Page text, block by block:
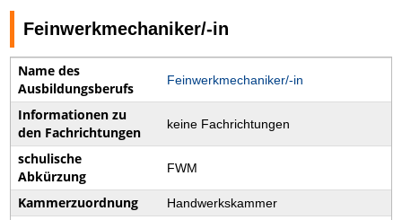
Feinwerkmechaniker/-in
Name des
Ausbildungsberufs
Feinwerkmechaniker/-in
Informationen zu
den Fachrichtungen
keine Fachrichtungen
schulische
Abkürzung
FWM
Kammerzuordnung Handwerkskammer